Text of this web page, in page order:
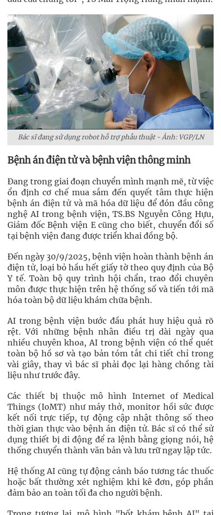
Bác sĩ đang sử dụng robot hỗ trợ phẫu thuật - Ảnh: VGP/LN
Bệnh án điện tử và bệnh viện thông minh
Đang trong giai đoạn chuyển mình mạnh mẽ, từ việc
ổn định cơ chế mua sắm đến quyết tâm thực hiện
bệnh án điện tử và mã hóa dữ liệu để đón đầu công
nghệ AI trong bệnh viện, TS.BS Nguyễn Công Hựu,
Giám đốc Bệnh viện E cũng cho biết, chuyển đổi số
tại bệnh viện đang được triển khai đồng bộ.
Đến ngày 30/9/2025, bệnh viện hoàn thành bệnh án
điện tử, loại bỏ hầu hết giấy tờ theo quy định của Bộ
Y tế. Toàn bộ quy trình hội chẩn, trao đổi chuyên
môn được thực hiện trên hệ thống số và tiến tới mã
hóa toàn bộ dữ liệu khám chữa bệnh.
AI trong bệnh viện bước đầu phát huy hiệu quả rõ
rệt. Với những bệnh nhân điều trị dài ngày qua
nhiều chuyên khoa, AI trong bệnh viện có thể quét
toàn bộ hồ sơ và tạo bản tóm tắt chi tiết chỉ trong
vài giây, thay vì bác sĩ phải đọc lại hàng chồng tài
liệu như trước đây.
Các thiết bị thuộc mô hình Internet of Medical
Things (IoMT) như máy thở, monitor hồi sức được
kết nối trực tiếp, tự động cập nhật thông số theo
thời gian thực vào bệnh án điện tử. Bác sĩ có thể sử
dụng thiết bị di động để ra lệnh bằng giọng nói, hệ
thống chuyển thành văn bản và lưu trữ ngay lập tức.
Hệ thống AI cũng tự động cảnh báo tương tác thuốc
hoặc bất thường xét nghiệm khi kê đơn, góp phần
đảm bảo an toàn tối đa cho người bệnh.